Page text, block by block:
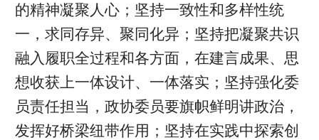
的精神凝聚人心；坚持一致性和多样性统
一，求同存异、聚同化异；坚持把凝聚共识
融入履职全过程和各方面，在建言成果、思
想收获上一体设计、一体落实；坚持强化委
员责任担当，政协委员要旗帜鲜明讲政治，
发挥好桥梁纽带作用；坚持在实践中探索创